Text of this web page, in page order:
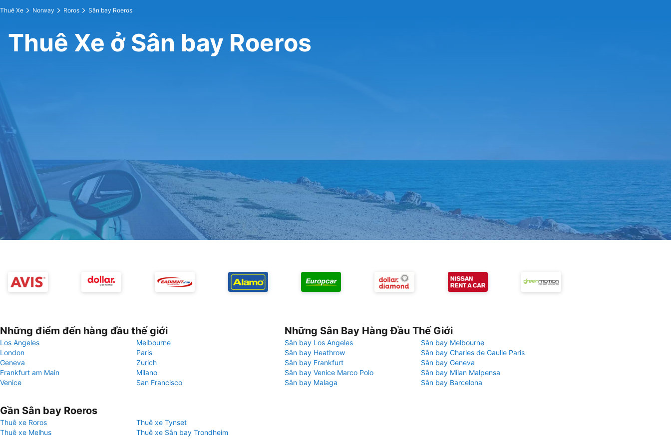
Thuê Xe Norway Roros Sân bay Roeros
Thuê Xe ở Sân bay Roeros
Những điểm đến hàng đầu thế giới
Los Angeles
Melbourne
London
Paris
Geneva
Zurich
Frankfurt am Main
Milano
Venice
San Francisco
Những Sân Bay Hàng Đầu Thế Giới
Sân bay Los Angeles
Sân bay Melbourne
Sân bay Heathrow
Sân bay Charles de Gaulle Paris
Sân bay Frankfurt
Sân bay Geneva
Sân bay Venice Marco Polo
Sân bay Milan Malpensa
Sân bay Malaga
Sân bay Barcelona
Gần Sân bay Roeros
Thuê xe Roros
Thuê xe Tynset
Thuê xe Melhus
Thuê xe Sân bay Trondheim